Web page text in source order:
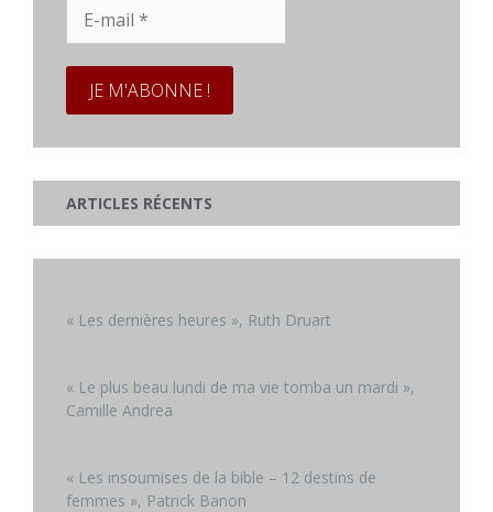
mail
ARTICLES RÉCENTS
« Les dernières heures », Ruth Druart
« Le plus beau lundi de ma vie tomba un mardi »,
Camille Andrea
« Les insoumises de la bible – 12 destins de
femmes », Patrick Banon